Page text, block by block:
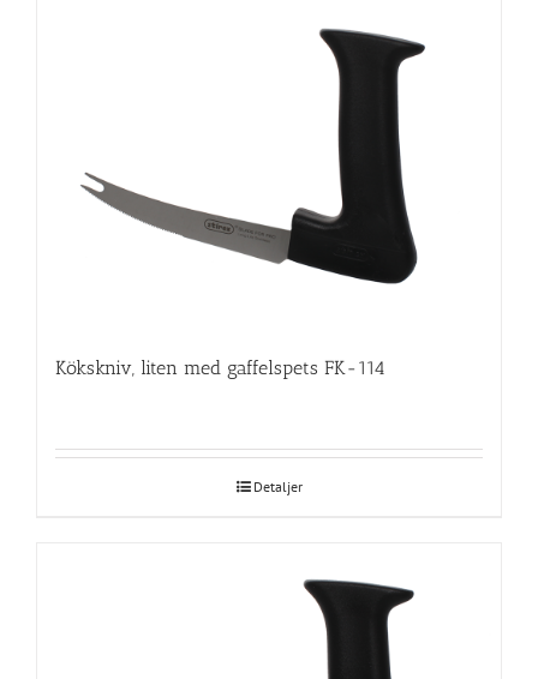
Kökskniv, liten med gaffelspets FK-114
Detaljer